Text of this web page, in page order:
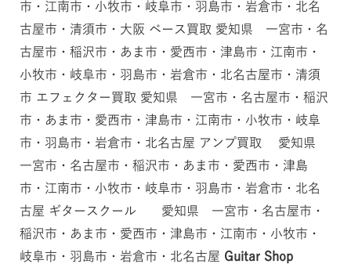
市・江南市・小牧市・岐阜市・羽島市・岩倉市・北名
古屋市・清須市・大阪 ベース買取 愛知県 一宮市・名
古屋市・稲沢市・あま市・愛西市・津島市・江南市・
小牧市・岐阜市・羽島市・岩倉市・北名古屋市・清須
市 エフェクター買取 愛知県 一宮市・名古屋市・稲沢
市・あま市・愛西市・津島市・江南市・小牧市・岐阜
市・羽島市・岩倉市・北名古屋 アンプ買取 愛知県
一宮市・名古屋市・稲沢市・あま市・愛西市・津島
市・江南市・小牧市・岐阜市・羽島市・岩倉市・北名
古屋 ギタースクール 愛知県 一宮市・名古屋市・
稲沢市・あま市・愛西市・津島市・江南市・小牧市・
岐阜市・羽島市・岩倉市・北名古屋 Guitar Shop